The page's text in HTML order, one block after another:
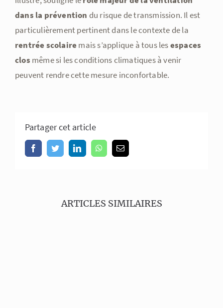
dans la prévention du risque de transmission. Il est
particulièrement pertinent dans le contexte de la
rentrée scolaire mais s’applique à tous lesespaces
clos même si les conditions climatiques à venir
peuvent rendre cette mesure inconfortable.
Partager cet article
FacebookTwitterLinkedInWhatsApp
Email
ARTICLES SIMILAIRES